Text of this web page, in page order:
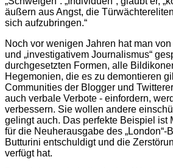
äußern aus Angst, die
sich aufzubringen.“
Noch vor wenigen Jahren hat man von
und „investigativem Journalismus“
durchgesetzten Formen, alle
Hegemonien, die es zu demontieren
Communities der Blogger und
auch verbale Verbote - einfordern,
verbessern. Sie wollen andere
gelingt auch. Das perfekte Beispiel ist
für die Neuherausgabe des „London“-
Butturini entschuldigt und die
verfügt hat.